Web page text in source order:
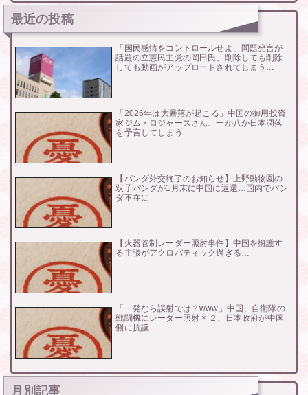
最近の投稿
「国民感情をコントロールせよ」問題発言が
話題の立憲民主党の岡田氏、削除しても削除
しても動画がアップロードされてしまう…
「2026年は大暴落が起こる」中国の御用投資
家ジム・ロジャーズさん、一か八か日本凋落
を予言してしまう
【パンダ外交終了のお知らせ】上野動物園の
双子パンダが1月末に中国に返還…国内でパン
ダ不在に
【火器管制レーダー照射事件】中国を擁護す
る主張がアクロバティック過ぎる…
「一発なら誤射では？www」中国、自衛隊の
戦闘機にレーダー照射 × ２、日本政府が中国
側に抗議
月別記事